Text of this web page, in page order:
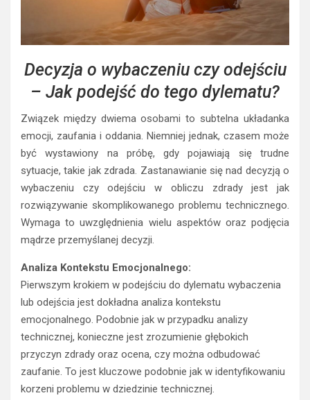
Decyzja o wybaczeniu czy odejściu
– Jak podejść do tego dylematu?
Związek między dwiema osobami to subtelna układanka
emocji, zaufania i oddania. Niemniej jednak, czasem może
być wystawiony na próbę, gdy pojawiają się trudne
sytuacje, takie jak zdrada. Zastanawianie się nad decyzją o
wybaczeniu czy odejściu w obliczu zdrady jest jak
rozwiązywanie skomplikowanego problemu technicznego.
Wymaga to uwzględnienia wielu aspektów oraz podjęcia
mądrze przemyślanej decyzji.
Analiza Kontekstu Emocjonalnego:
Pierwszym krokiem w podejściu do dylematu wybaczenia
lub odejścia jest dokładna analiza kontekstu
emocjonalnego. Podobnie jak w przypadku analizy
technicznej, konieczne jest zrozumienie głębokich
przyczyn zdrady oraz ocena, czy można odbudować
zaufanie. To jest kluczowe podobnie jak w identyfikowaniu
korzeni problemu w dziedzinie technicznej.